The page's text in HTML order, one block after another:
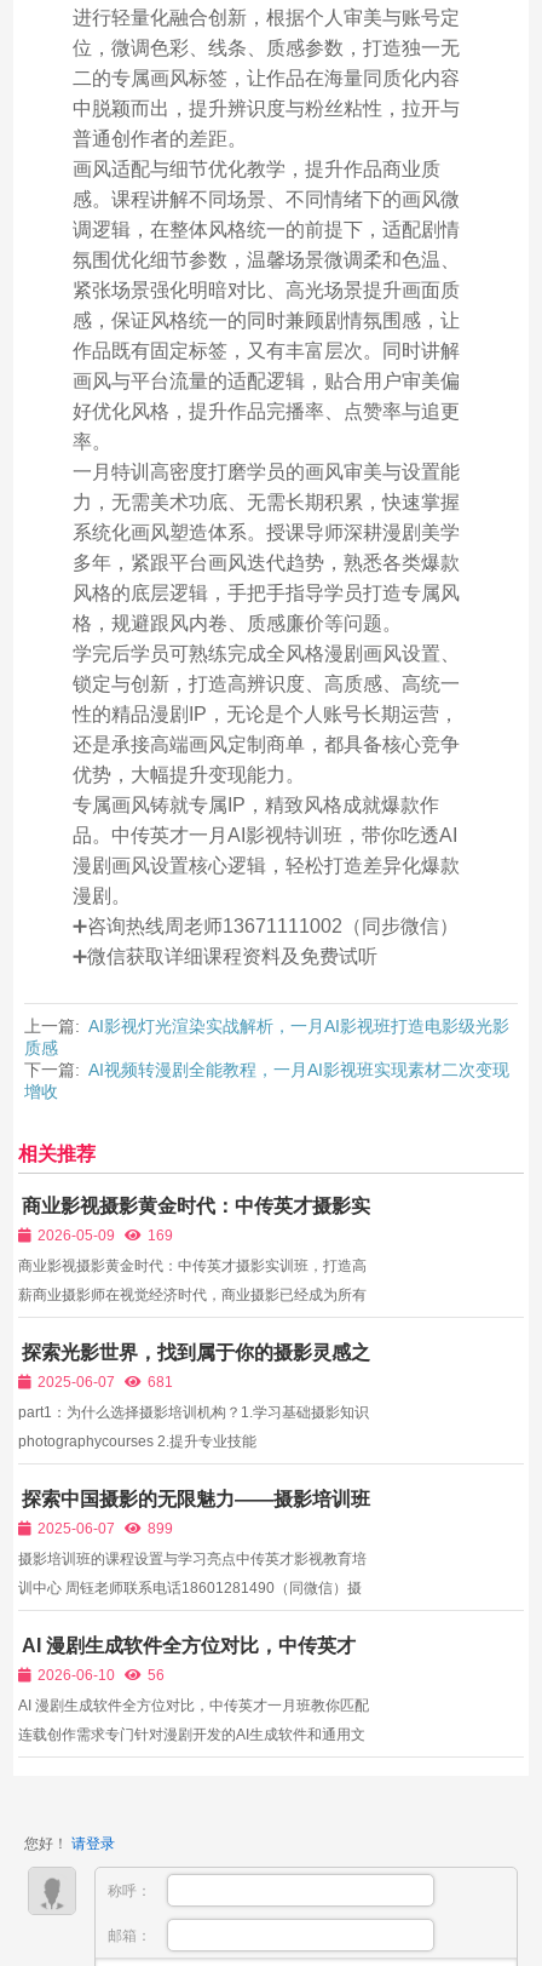
进行轻量化融合创新，根据个人审美与账号定
位，微调色彩、线条、质感参数，打造独一无
二的专属画风标签，让作品在海量同质化内容
中脱颖而出，提升辨识度与粉丝粘性，拉开与
普通创作者的差距。
画风适配与细节优化教学，提升作品商业质
感。课程讲解不同场景、不同情绪下的画风微
调逻辑，在整体风格统一的前提下，适配剧情
氛围优化细节参数，温馨场景微调柔和色温、
紧张场景强化明暗对比、高光场景提升画面质
感，保证风格统一的同时兼顾剧情氛围感，让
作品既有固定标签，又有丰富层次。同时讲解
画风与平台流量的适配逻辑，贴合用户审美偏
好优化风格，提升作品完播率、点赞率与追更
率。
一月特训高密度打磨学员的画风审美与设置能
力，无需美术功底、无需长期积累，快速掌握
系统化画风塑造体系。授课导师深耕漫剧美学
多年，紧跟平台画风迭代趋势，熟悉各类爆款
风格的底层逻辑，手把手指导学员打造专属风
格，规避跟风内卷、质感廉价等问题。
学完后学员可熟练完成全风格漫剧画风设置、
锁定与创新，打造高辨识度、高质感、高统一
性的精品漫剧IP，无论是个人账号长期运营，
还是承接高端画风定制商单，都具备核心竞争
优势，大幅提升变现能力。
专属画风铸就专属IP，精致风格成就爆款作
品。中传英才一月AI影视特训班，带你吃透AI
漫剧画风设置核心逻辑，轻松打造差异化爆款
漫剧。
➕咨询热线周老师13671111002（同步微信）
➕微信获取详细课程资料及免费试听
上一篇: AI影视灯光渲染实战解析，一月AI影视班打造电影级光影
质感
下一篇: AI视频转漫剧全能教程，一月AI影视班实现素材二次变现
增收
相关推荐
商业影视摄影黄金时代：中传英才摄影实
训班，打造高薪商业摄影师
2026-05-09
169
商业影视摄影黄金时代：中传英才摄影实训班，打造高
薪商业摄影师在视觉经济时代，商业摄影已经成为所有
要视频、网红需要内容、平台需要短视频、直播需要视
觉升级，商业摄影师的需求无处不在。与艺术摄影不
同，商业...
探索光影世界，找到属于你的摄影灵感之
源2025-06-07
681
part1：为什么选择摄影培训机构？1.学习基础摄影知识
photographycourses 2.提升专业技能
onexperience 4.了解就业前景careerguidance part2：
如何选择一家好的摄影培训机构？1.关注师资力量
experiencedinstructors 2.课程...
探索中国摄影的无限魅力——摄影培训班
助您成就艺术人生
2025-06-07
899
摄影培训班的课程设置与学习亮点中传英才影视教育培
训中心 周钰老师联系电话18601281490（同微信）摄
学习的平台。无论是基础摄影知识的学习，还是深入的
技巧提升，这里都能满足你的需求。课程内容丰富多
样，涵盖从...
AI 漫剧生成软件全方位对比，中传英才
一月班教你匹配连载创作需求
2026-06-10
56
AI 漫剧生成软件全方位对比，中传英才一月班教你匹配
连载创作需求专门针对漫剧开发的AI生成软件和通用文
集连载...
您好！ 请登录
称呼：
邮箱：